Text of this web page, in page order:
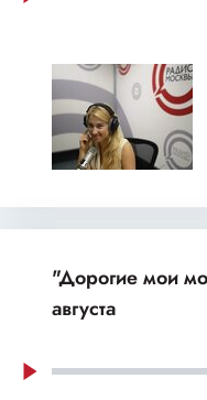
"Дорогие мои
августа